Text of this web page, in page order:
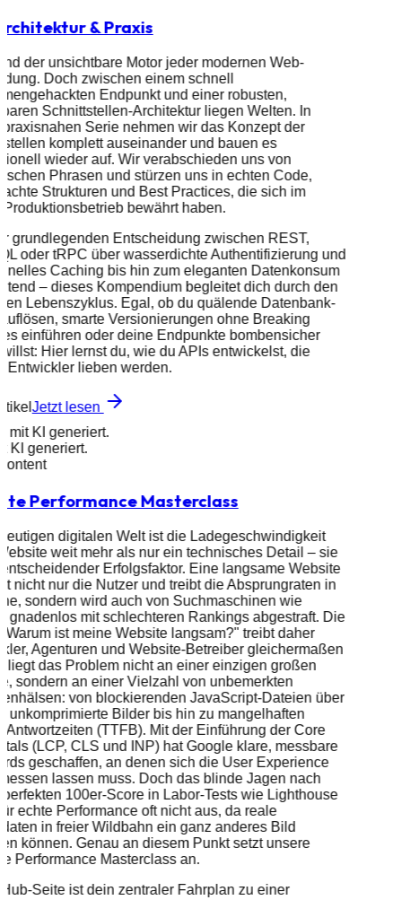
& Praxis
der unsichtbare Motor jeder modernen Web-
Doch zwischen einem schnell
Endpunkt und einer robusten,
Schnittstellen-Architektur liegen Welten. In
Serie nehmen wir das Konzept der
komplett auseinander und bauen es
wieder auf. Wir verabschieden uns von
Phrasen und stürzen uns in echten Code,
Strukturen und Best Practices, die sich im
Produktionsbetrieb bewährt haben.
grundlegenden Entscheidung zwischen REST,
oder tRPC über wasserdichte Authentifizierung und
Caching bis hin zum eleganten Datenkonsum
– dieses Kompendium begleitet dich durch den
Lebenszyklus. Egal, ob du quälende Datenbank-
smarte Versionierungen ohne Breaking
einführen oder deine Endpunkte bombensicher
Hier lernst du, wie du APIs entwickelst, die
Entwickler lieben werden.
Jetzt lesen
mit KI generiert.
KI generiert.
Performance Masterclass
digitalen Welt ist die Ladegeschwindigkeit
weit mehr als nur ein technisches Detail – sie
Erfolgsfaktor. Eine langsame Website
nicht nur die Nutzer und treibt die Absprungraten in
sondern wird auch von Suchmaschinen wie
gnadenlos mit schlechteren Rankings abgestraft. Die
ist meine Website langsam?" treibt daher
Agenturen und Website-Betreiber gleichermaßen
liegt das Problem nicht an einer einzigen großen
sondern an einer Vielzahl von unbemerkten
von blockierenden JavaScript-Dateien über
unkomprimierte Bilder bis hin zu mangelhaften
Antwortzeiten (TTFB). Mit der Einführung der Core
(LCP, CLS und INP) hat Google klare, messbare
geschaffen, an denen sich die User Experience
lassen muss. Doch das blinde Jagen nach
100er-Score in Labor-Tests wie Lighthouse
echte Performance oft nicht aus, da reale
in freier Wildbahn ein ganz anderes Bild
können. Genau an diesem Punkt setzt unsere
Performance Masterclass an.
Seite ist dein zentraler Fahrplan zu einer